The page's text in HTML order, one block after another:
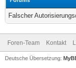
Falscher
Foren-Team Kontakt
Deutsche Übersetzung: